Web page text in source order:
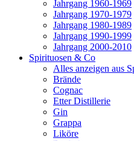
Jahrgang 1960-1969
Jahrgang 1970-1979
Jahrgang 1980-1989
Jahrgang 1990-1999
Jahrgang 2000-2010
Spirituosen & Co
Alles anzeigen aus
Brände
Cognac
Etter Distillerie
Gin
Grappa
Liköre